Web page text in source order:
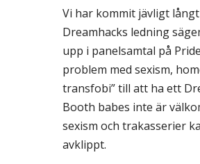
Vi har kommit jävligt
Dreamhacks ledning
upp i panelsamtal på
problem med sexism,
transfobi” till att ha ett
Booth babes inte är
sexism och trakasserier
avklippt.